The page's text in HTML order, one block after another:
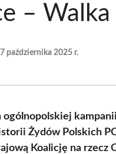
–
7 października 2025 r.
ogólnopolskiej
Żydów Polskich
Koalicję na